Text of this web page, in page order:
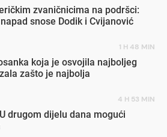
zvaničnicima na podršci:
snose Dodik i Cvijanović
1 H 48 MIN
koja je osvojila najboljeg
zašto je najbolja
4 H 53 MIN
drugom dijelu dana mogući